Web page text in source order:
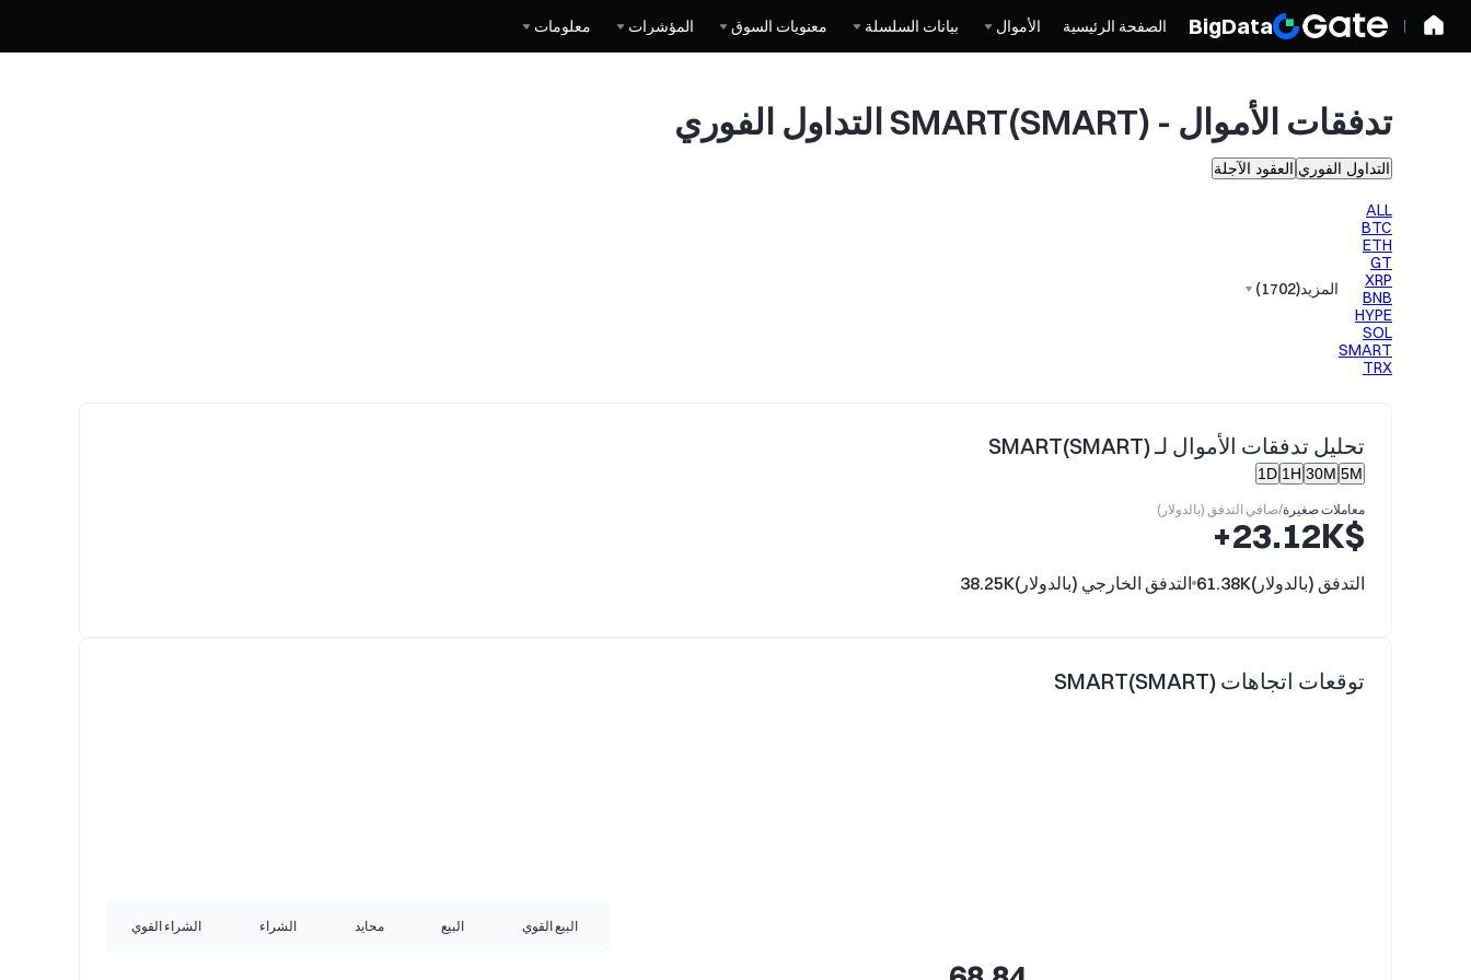
BigData الصفحة الرئيسية الأموال بيانات السلسلة معنويات السوق المؤشرات معلومات
تدفقات الأموال - SMART(SMART) التداول الفوري
التداول الفوري العقود الآجلة
ALL
BTC
ETH
GT
XRP
BNB
HYPE
SOL
SMART
TRX
المزيد(
1702
)
تحليل تدفقات الأموال لـ SMART(SMART)
5M
30M
1H
1D
معاملات صغيرة/صافي التدفق (بالدولار)
$‎+23.12K
التدفق (بالدولار)61.38K التدفق الخارجي (بالدولار)38.25K
توقعات اتجاهات SMART(SMART)
البيع القوي البيع محايد الشراء الشراء القوي